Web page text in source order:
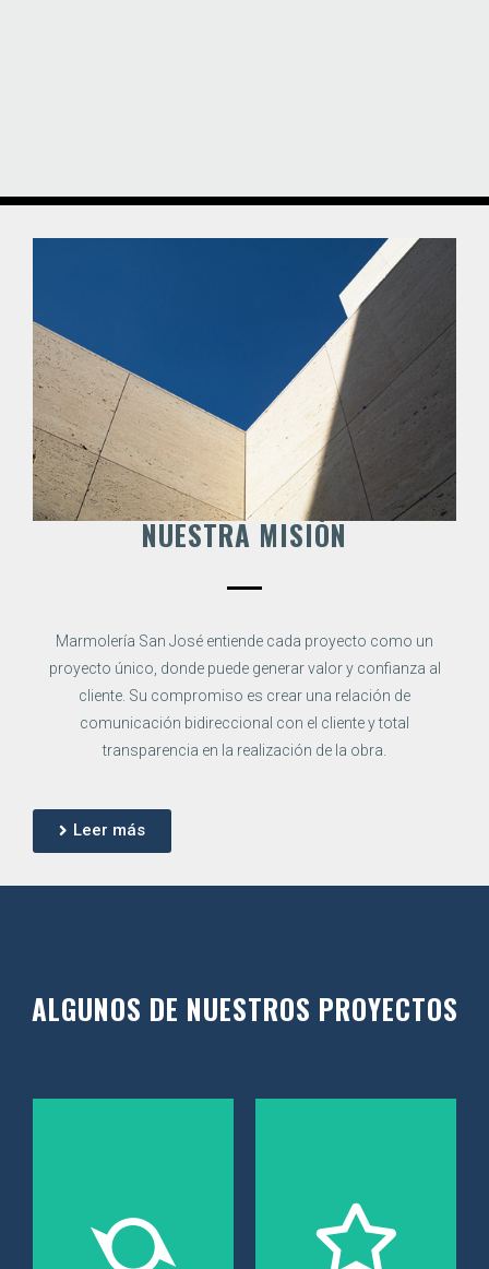
NUESTRA MISIÓN
Marmolería San José entiende cada proyecto como un
proyecto único, donde puede generar valor y confianza al
cliente. Su compromiso es crear una relación de
comunicación bidireccional con el cliente y total
transparencia en la realización de la obra.
Leer más
ALGUNOS DE NUESTROS PROYECTOS